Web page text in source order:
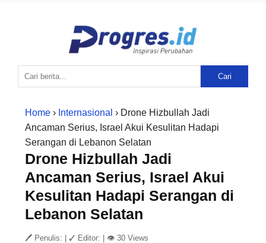
Cari
Home › Internasional › Drone Hizbullah Jadi
Ancaman Serius, Israel Akui Kesulitan Hadapi
Serangan di Lebanon Selatan
Drone Hizbullah Jadi
Ancaman Serius, Israel Akui
Kesulitan Hadapi Serangan di
Lebanon Selatan
🖊 Penulis: ✓ Editor: 👁 30 Views